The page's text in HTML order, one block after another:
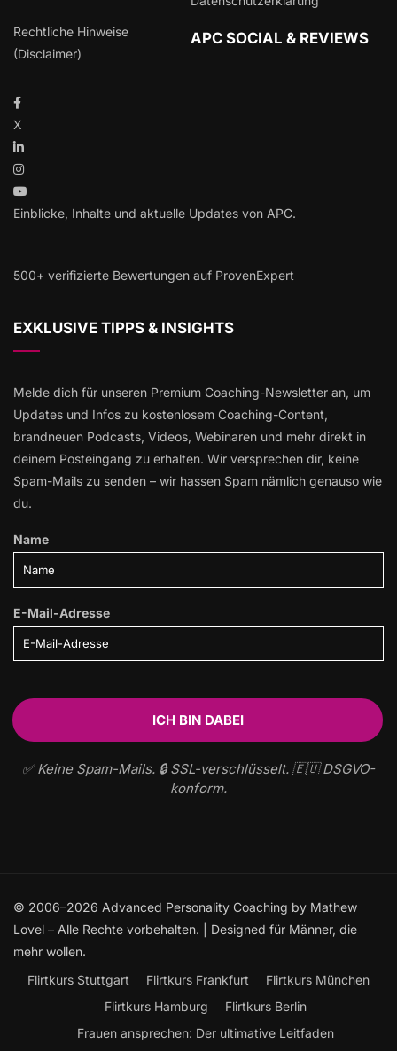
Rechtliche Hinweise
(Disclaimer)
APC SOCIAL & REVIEWS
X
Einblicke, Inhalte und aktuelle Updates von APC.
500+ verifizierte Bewertungen auf ProvenExpert
EXKLUSIVE TIPPS & INSIGHTS
Melde dich für unseren Premium Coaching-Newsletter an, um
Updates und Infos zu kostenlosem Coaching-Content,
brandneuen Podcasts, Videos, Webinaren und mehr direkt in
deinem Posteingang zu erhalten. Wir versprechen dir, keine
Spam-Mails zu senden – wir hassen Spam nämlich genauso wie
du.
Name
E-Mail-Adresse
✅ Keine Spam-Mails. 🔒 SSL-verschlüsselt. 🇪🇺 DSGVO-
konform.
© 2006–2026 Advanced Personality Coaching by Mathew
Lovel – Alle Rechte vorbehalten. | Designed für Männer, die
mehr wollen.
Flirtkurs Stuttgart
Flirtkurs Frankfurt
Flirtkurs München
Flirtkurs Hamburg
Flirtkurs Berlin
Frauen ansprechen: Der ultimative Leitfaden